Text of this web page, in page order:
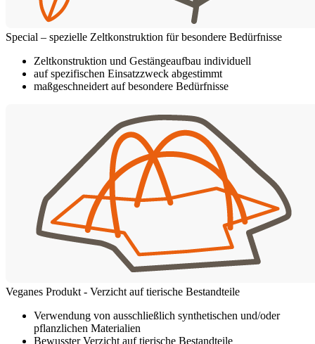
Special – spezielle Zeltkonstruktion für besondere Bedürfnisse
Zeltkonstruktion und Gestängeaufbau individuell
auf spezifischen Einsatzzweck abgestimmt
maßgeschneidert auf besondere Bedürfnisse
Veganes Produkt - Verzicht auf tierische Bestandteile
Verwendung von ausschließlich synthetischen und/oder
pflanzlichen Materialien
Bewusster Verzicht auf tierische Bestandteile